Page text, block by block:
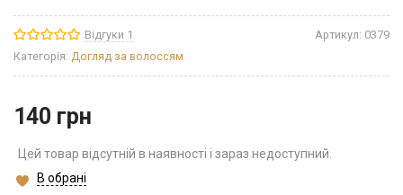
Відгуки 1 Артикул: 0379
Категорія: Догляд за волоссям
140 грн
Цей товар відсутній в наявності і зараз недоступний.
В обрані